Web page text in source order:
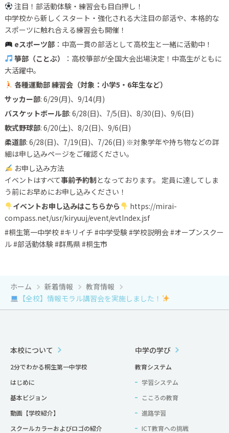
注目！部活動体験・練習会も目白押し！
中学校から新しくスタート・強化される大注目の部活や、本格的な
スポーツに触れ合える練習会も開催！
eスポーツ部：中高一貫の部活として高校生と一緒に活動中！
箏部（ことぶ）
：高校箏部が全国大会出場決定！中高生がともに
大活躍中。
各種運動部 練習会（対象：小学5・6年生など）
サッカー部: 6/29(月)、9/14(月)
バスケットボール部: 6/28(日)、7/5(日)、8/30(日)、9/6(日)
軟式野球部: 6/20(土)、8/2(日)、9/6(日)
柔道部: 6/28(日)、7/19(日)、7/26(日) ※対象学年や持ち物などの詳
細は申し込みページをご確認ください。
お申し込み方法
イベントはすべて事前予約制 となっております。 定員に達してしま
う前にお早めにお申し込みください！
イベントお申し込みはこちらから
https://mirai-
compass.net/usr/kiryuuj/event/evtIndex.jsf
#桐生第一中学校 #キリイチ #中学受験 #学校説明会 #オープンスクー
ル #部活動体験 #群馬県 #桐生市
ホーム 新着情報
教育情報
【全校】情報モラル講習会を実施しました！
本校について
2分でわかる桐生第一中学校
はじめに
基本ビジョン
動画【学校紹介】
スクールカラーおよびロゴの紹介
中学の学び
教育システム
学習システム
こころの教育
進路学習
ICT教育への挑戦